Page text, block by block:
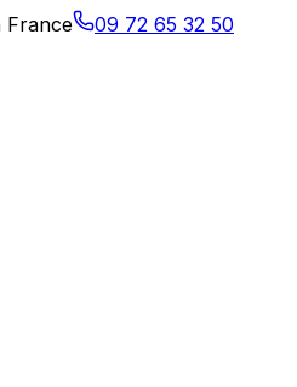
France 09 72 65 32 50